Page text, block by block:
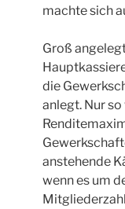
machte sich
Groß
die
anlegt. Nur
anstehende
wenn es um